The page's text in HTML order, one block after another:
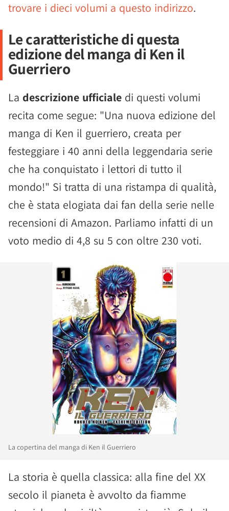
trovare i dieci volumi a questo indirizzo.
Le caratteristiche di questa
edizione del manga di Ken il
Guerriero
La descrizione ufficiale di questi volumi
recita come segue: "Una nuova edizione del
manga di Ken il guerriero, creata per
festeggiare i 40 anni della leggendaria serie
che ha conquistato i lettori di tutto il
mondo!" Si tratta di una ristampa di qualità,
che è stata elogiata dai fan della serie nelle
recensioni di Amazon. Parliamo infatti di un
voto medio di 4,8 su 5 con oltre 230 voti.
La copertina del manga di Ken il Guerriero
La storia è quella classica: alla fine del XX
secolo il pianeta è avvolto da fiamme